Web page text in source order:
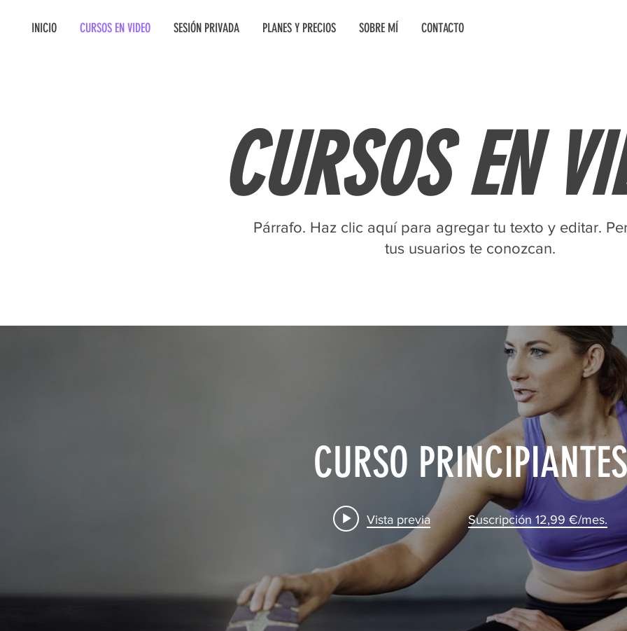
INICIO CURSOS EN VIDEO SESIÓN PRIVADA PLANES Y PRECIOS SOBRE MÍ CONTACTO
CURSOS EN
Párrafo. Haz clic aquí para agregar tu texto y editar.
tus usuarios te conozcan.
CURSO PRINCIPIANTES
Vista previa Suscripción 12,99 €/mes.